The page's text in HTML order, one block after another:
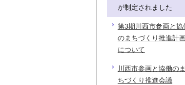
が制定されました
第3期川西市参画と協
のまちづくり推進計画
について
川西市参画と協働のま
ちづくり推進会議